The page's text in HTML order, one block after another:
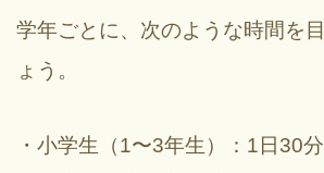
学年ごとに、次のような時間を
ょう。
・小学生（1〜3年生）：1日30